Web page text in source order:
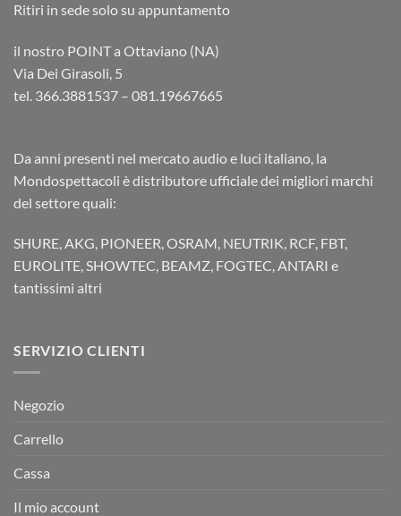
Ritiri in sede solo su appuntamento
il nostro POINT a Ottaviano (NA)
Via Dei Girasoli, 5
tel. 366.3881537 – 081.19667665
Da anni presenti nel mercato audio e luci italiano, la
Mondospettacoli è distributore ufficiale dei migliori marchi
del settore quali:
SHURE, AKG, PIONEER, OSRAM, NEUTRIK, RCF, FBT,
EUROLITE, SHOWTEC, BEAMZ, FOGTEC, ANTARI e
tantissimi altri
SERVIZIO CLIENTI
Negozio
Carrello
Cassa
Il mio account